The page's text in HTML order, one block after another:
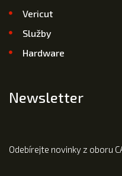
Vericut
Služby
Hardware
Newsletter
Odebírejte novinky z oboru